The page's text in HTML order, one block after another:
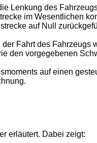
Lenkung des
im Wesentlichen
auf Null
Fahrt des Fahrzeugs
den vorgegebenen
auf einen
erläutert. Dabei zeigt: